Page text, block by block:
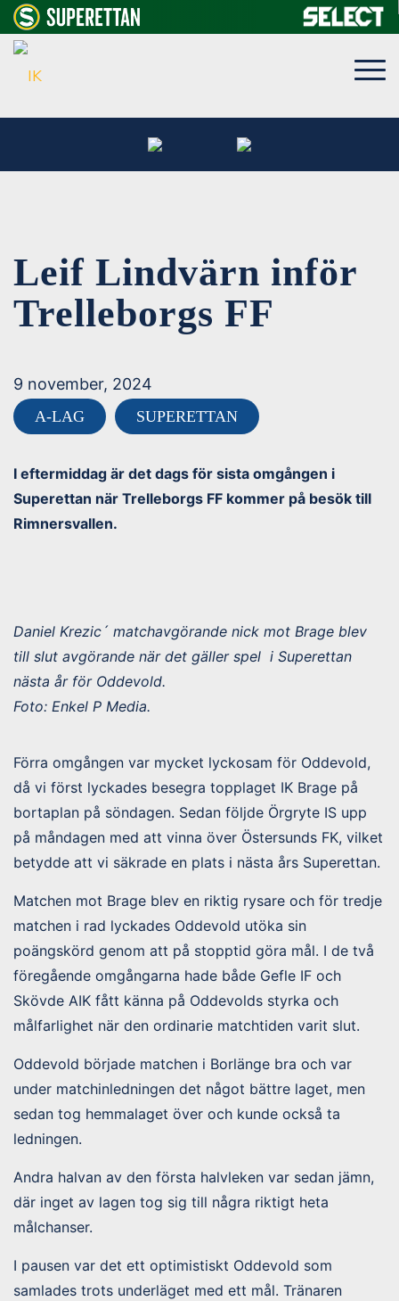
Leif Lindvärn inför
Trelleborgs FF
9 november, 2024
A-LAG SUPERETTAN
I eftermiddag är det dags för sista omgången i
Superettan när Trelleborgs FF kommer på besök till
Rimnersvallen.
Daniel Krezic´ matchavgörande nick mot Brage blev
till slut avgörande när det gäller spel i Superettan
nästa år för Oddevold.
Foto: Enkel P Media.
Förra omgången var mycket lyckosam för Oddevold,
då vi först lyckades besegra topplaget IK Brage på
bortaplan på söndagen. Sedan följde Örgryte IS upp
på måndagen med att vinna över Östersunds FK, vilket
betydde att vi säkrade en plats i nästa års Superettan.
Matchen mot Brage blev en riktig rysare och för tredje
matchen i rad lyckades Oddevold utöka sin
poängskörd genom att på stopptid göra mål. I de två
föregående omgångarna hade både Gefle IF och
Skövde AIK fått känna på Oddevolds styrka och
målfarlighet när den ordinarie matchtiden varit slut.
Oddevold började matchen i Borlänge bra och var
under matchinledningen det något bättre laget, men
sedan tog hemmalaget över och kunde också ta
ledningen.
Andra halvan av den första halvleken var sedan jämn,
där inget av lagen tog sig till några riktigt heta
målchanser.
I pausen var det ett optimistiskt Oddevold som
samlades trots underläget med ett mål. Tränaren